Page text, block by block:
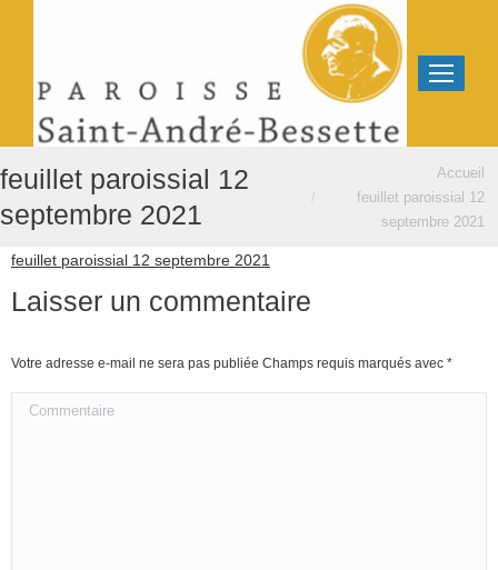
feuillet paroissial 12
septembre 2021
Accueil
feuillet paroissial 12
septembre 2021
feuillet paroissial 12 septembre 2021
Laisser un commentaire
Votre adresse e-mail ne sera pas publiée Champs requis marqués avec *
Commentaire